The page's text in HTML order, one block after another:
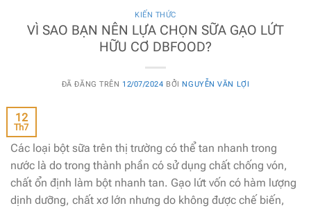
KIẾN THỨC
VÌ SAO BẠN NÊN LỰA CHỌN SỮA GẠO LỨT
HỮU CƠ DBFOOD?
ĐÃ ĐĂNG TRÊN 12/07/2024 BỞI NGUYỄN VĂN LỢI
12
Th7
Các loại bột sữa trên thị trường có thể tan nhanh trong
nước là do trong thành phần có sử dụng chất chống vón,
chất ổn định làm bột nhanh tan. Gạo lứt vốn có hàm lượng
dịnh dưỡng, chất xơ lớn nhưng do không được chế biến,